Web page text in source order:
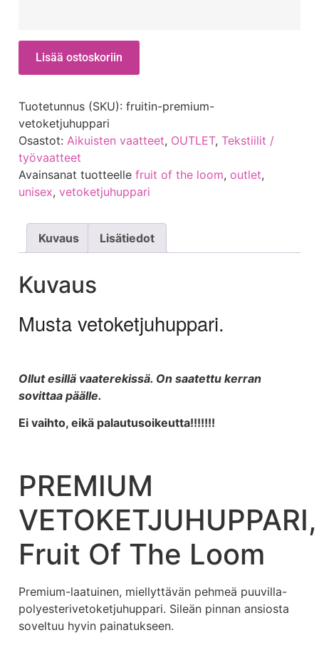
Lisää ostoskoriin
Tuotetunnus (SKU): fruitin-premium-
vetoketjuhuppari
Osastot: Aikuisten vaatteet, OUTLET, Tekstiilit /
työvaatteet
Avainsanat tuotteelle fruit of the loom, outlet,
unisex, vetoketjuhuppari
Kuvaus Lisätiedot
Kuvaus
Musta vetoketjuhuppari.
Ollut esillä vaaterekissä. On saatettu kerran
sovittaa päälle.
Ei vaihto, eikä palautusoikeutta!!!!!!!
PREMIUM
VETOKETJUHUPPARI,
Fruit Of The Loom
Premium-laatuinen, miellyttävän pehmeä puuvilla-
polyesterivetoketjuhuppari. Sileän pinnan ansiosta
soveltuu hyvin painatukseen.